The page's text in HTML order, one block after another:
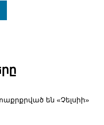
են «Չելսիի»